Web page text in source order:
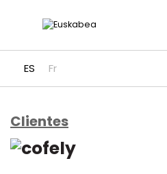
Ir directamente al contenido
ES Fr
Clientes